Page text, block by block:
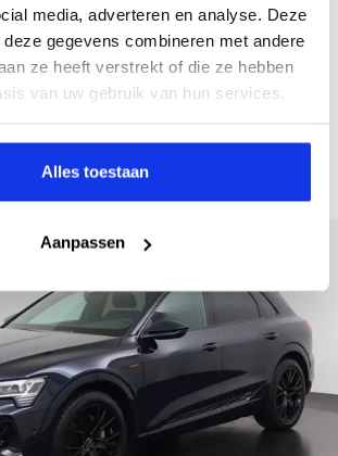
media, adverteren en analyse. Deze
gegevens combineren met andere
ze heeft verstrekt of die ze hebben
van uw gebruik van hun services.
Alles toestaan
Aanpassen
437 km actieradius
Elektrisch
controle
elektrisch glazen panorama-dak
Private lease
793,- p.m.